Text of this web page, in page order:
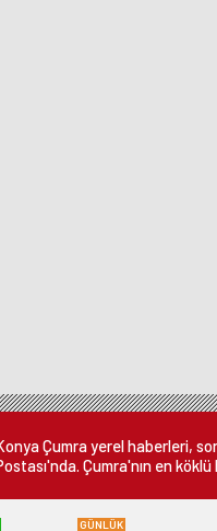
Çumra yerel haberleri,
Çumra'nın en
GÜNLÜK